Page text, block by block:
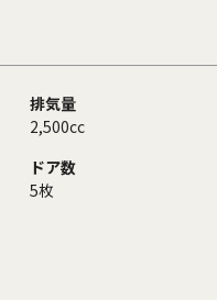
排気量
2,500cc
ドア数
5枚